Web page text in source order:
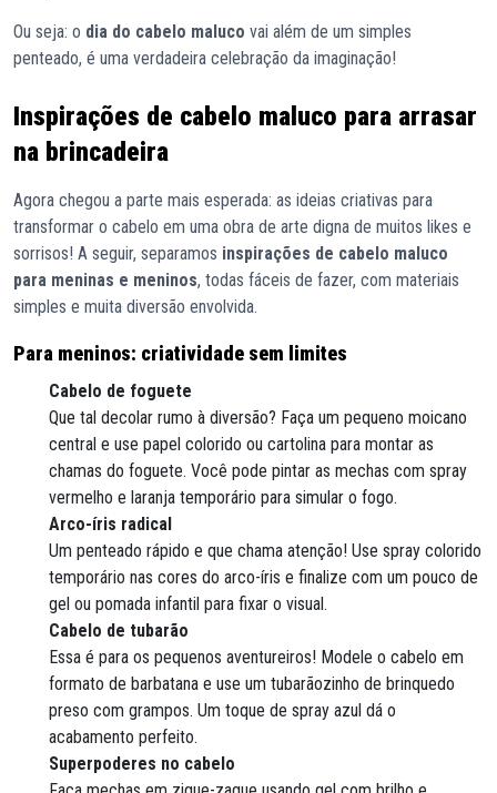
Ou seja: o dia do cabelo maluco vai além de um simples
penteado, é uma verdadeira celebração da imaginação!
Inspirações de cabelo maluco para arrasar
na brincadeira
Agora chegou a parte mais esperada: as ideias criativas para
transformar o cabelo em uma obra de arte digna de muitos likes e
sorrisos! A seguir, separamos inspirações de cabelo maluco
para meninas e meninos, todas fáceis de fazer, com materiais
simples e muita diversão envolvida.
Para meninos: criatividade sem limites
Cabelo de foguete
Que tal decolar rumo à diversão? Faça um pequeno moicano
central e use papel colorido ou cartolina para montar as
chamas do foguete. Você pode pintar as mechas com spray
vermelho e laranja temporário para simular o fogo.
Arco-íris radical
Um penteado rápido e que chama atenção! Use spray colorido
temporário nas cores do arco-íris e finalize com um pouco de
gel ou pomada infantil para fixar o visual.
Cabelo de tubarão
Essa é para os pequenos aventureiros! Modele o cabelo em
formato de barbatana e use um tubarãozinho de brinquedo
preso com grampos. Um toque de spray azul dá o
acabamento perfeito.
Superpoderes no cabelo